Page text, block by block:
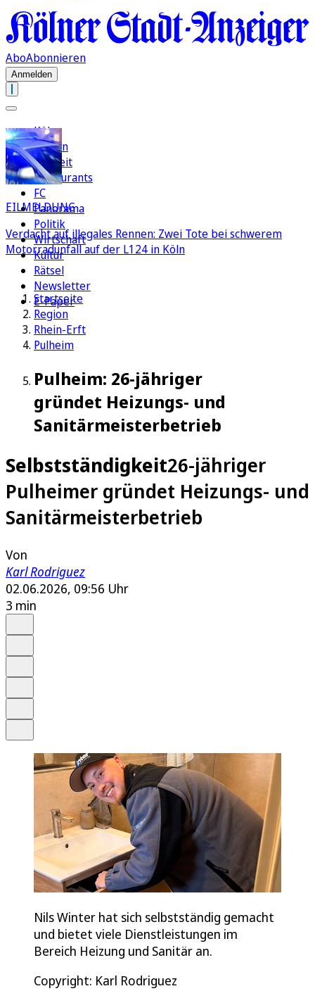
AboAbonnieren
Anmelden
Köln
Region
Freizeit
Restaurants
FC
Panorama
Politik
Wirtschaft
Kultur
Rätsel
Newsletter
E-Paper
EILMELDUNG
Verdacht auf illegales Rennen: Zwei Tote bei schwerem
Motorradunfall auf der L124 in Köln
Startseite
Region
Rhein-Erft
Pulheim
Pulheim: 26-jähriger
gründet Heizungs- und
Sanitärmeisterbetrieb
Selbstständigkeit26-jähriger
Pulheimer gründet Heizungs- und
Sanitärmeisterbetrieb
Von
Karl Rodriguez
02.06.2026, 09:56 Uhr
3 min
Nils Winter hat sich selbstständig gemacht
und bietet viele Dienstleistungen im
Bereich Heizung und Sanitär an.
Copyright: Karl Rodriguez